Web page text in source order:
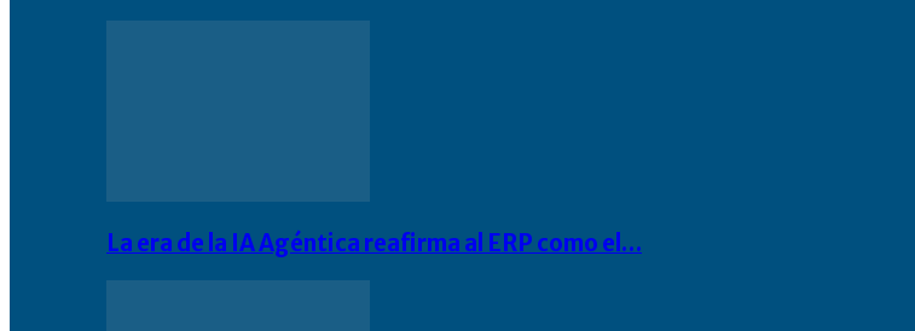
La era de la IA Agéntica reafirma al ERP como el…